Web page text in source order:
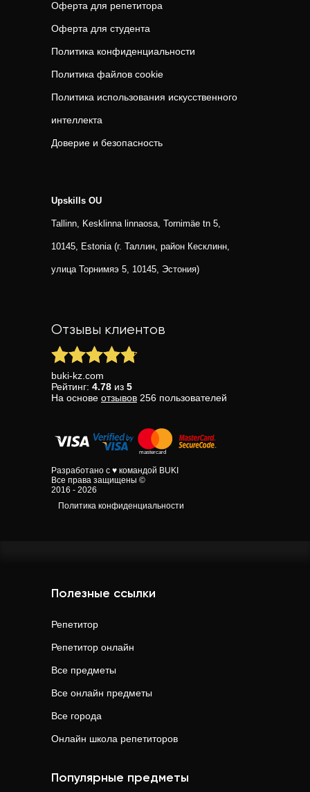
Оферта для репетитора
Оферта для студента
Политика конфиденциальности
Политика файлов cookie
Политика использования искусственного
интеллекта
Доверие и безопасность
Upskills OU
Tallinn, Kesklinna linnaosa, Tornimäe tn 5,
10145, Estonia (г. Таллин, район Кесклинн,
улица Торнимяэ 5, 10145, Эстония)
Отзывы клиентов
buki-kz.com
Рейтинг: 4.78 из 5
На основе отзывов 256 пользователей
Разработано с ♥ командой BUKI
Все права защищены ©
2016 - 2026
Политика конфиденциальности
Полезные ссылки
Репетитор
Репетитор онлайн
Все предметы
Все онлайн предметы
Все города
Онлайн школа репетиторов
Популярные предметы